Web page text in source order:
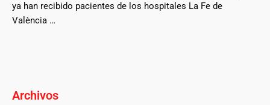
ya han recibido pacientes de los hospitales La Fe de
València …
Archivos